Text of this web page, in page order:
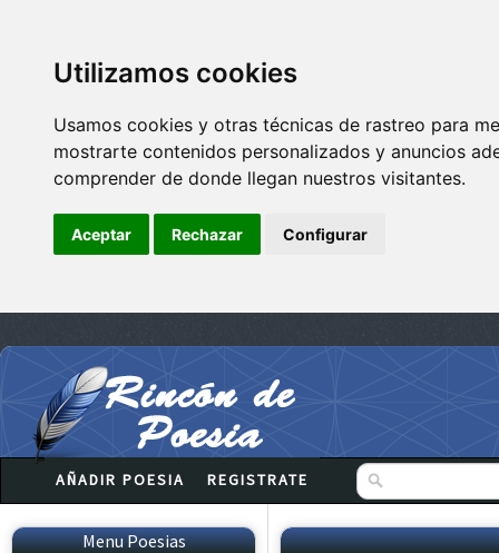
Utilizamos cookies
Usamos cookies y otras técnicas de rastreo para
mostrarte contenidos personalizados y anuncios
comprender de donde llegan nuestros visitantes.
Aceptar Rechazar Configurar
AÑADIR POESIA REGISTRATE
Menu Poesias